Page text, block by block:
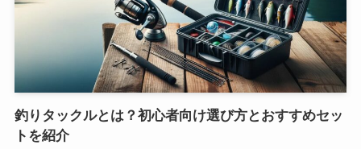
釣りタックルとは？初心者向け選び方とおすすめセッ
トを紹介